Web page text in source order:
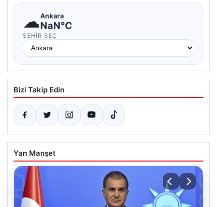
☁Ankara
NaN°C
ŞEHIR SEÇ
Bizi Takip Edin
Yan Manşet